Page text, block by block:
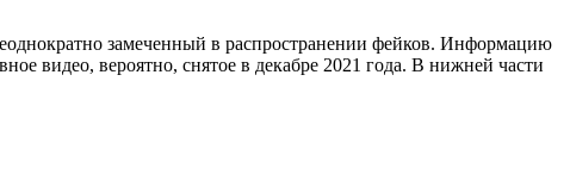
замеченный в распространении фейков. Информацию
видео, вероятно, снятое в декабре 2021 года. В нижней части